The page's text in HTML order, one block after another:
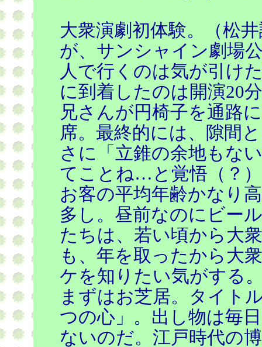
大衆演劇初体験。（松
が、サンシャイン劇場
人で行くのは気が引け
に到着したのは開演20
兄さんが円椅子を通路
席。最終的には、隙間
さに「立錐の余地もな
てことね…と覚悟（？
お客の平均年齢かなり
多し。昼前なのにビー
たちは、若い頃から大
も、年を取ったから大
ケを知りたい気がする
まずはお芝居。タイト
つの心」。出し物は毎
ないのだ。江戸時代の